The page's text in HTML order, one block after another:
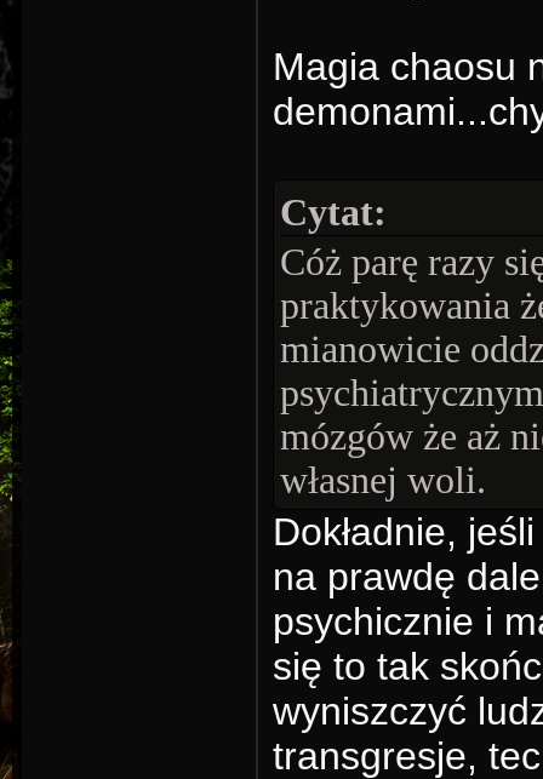
Magia chaosu
Cytat:
Cóż parę razy
praktykowania
mianowicie
mózgów że aż
własnej woli.
Dokładnie,
na prawdę
psychicznie i
się to tak
wyniszczyć
transgresje,